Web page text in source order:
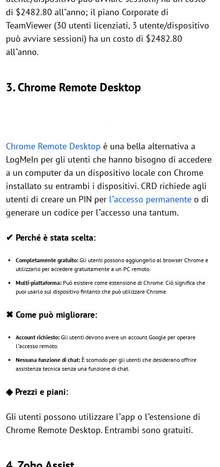
di $2482.80 all"anno; il piano Corporate di
TeamViewer (30 utenti licenziati, 3 utente/dispositivo
può avviare sessioni) ha un costo di $2482.80
all"anno.
3. Chrome Remote Desktop
Chrome Remote Desktop è una bella alternativa a
LogMeIn per gli utenti che hanno bisogno di accedere
a un computer da un dispositivo locale con Chrome
installato su entrambi i dispositivi. CRD richiede agli
utenti di creare un PIN per l"accesso permanente o di
generare un codice per l"accesso una tantum.
✔ Perché è stata scelta:
Completamente gratuito: Gli utenti possono aggiungerlo al browser Chrome e
utilizzarlo per accedere gratuitamente a un PC remoto.
Multi-piattaforma: Può esistere come estensione di Chrome. Ciò significa che
puoi usarlo sul dispositivo fintanto che può utilizzare Chrome.
✖ Come può migliorare:
Account richiesto: Gli utenti devono avere un account Google per operare
l"accesso remoto.
Nessuna funzione di chat: È scomodo per gli utenti che desiderano offrire
assistenza tecnica senza una funzione di chat.
◆ Prezzi e piani:
Gli utenti possono utilizzare l"app o l"estensione di
Chrome Remote Desktop. Entrambi sono gratuiti.